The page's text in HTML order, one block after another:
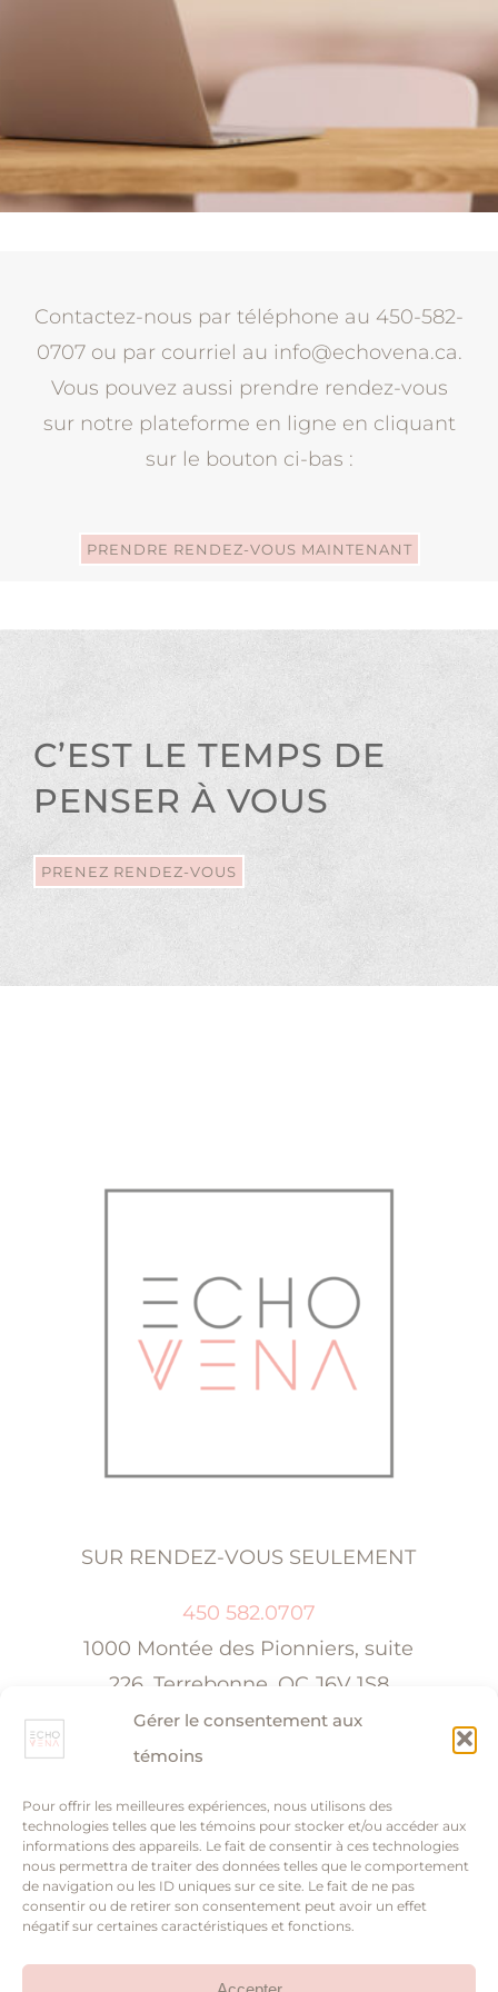
Gérer le consentement aux
témoins
Pour offrir les meilleures expériences, nous utilisons des
technologies telles que les témoins pour stocker et/ou accéder aux
informations des appareils. Le fait de consentir à ces technologies
nous permettra de traiter des données telles que le comportement
de navigation ou les ID uniques sur ce site. Le fait de ne pas
consentir ou de retirer son consentement peut avoir un effet
négatif sur certaines caractéristiques et fonctions.
Contactez-nous par téléphone au 450-582-
0707 ou par courriel au info@echovena.ca.
Vous pouvez aussi prendre rendez-vous
sur notre plateforme en ligne en cliquant
sur le bouton ci-bas :
PRENDRE RENDEZ-VOUS MAINTENANT
C’EST LE TEMPS DE
PENSER À VOUS
PRENEZ RENDEZ-VOUS
SUR RENDEZ-VOUS SEULEMENT
450 582.0707
1000 Montée des Pionniers, suite
226, Terrebonne, QC J6V 1S8
Politique de confidentialité|Conditions
d’utilisation
Politique de témoins
Protection des renseignements personnels